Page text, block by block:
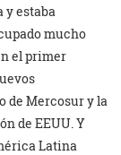
y estaba
mucho
el primer
de Mercosur y la
de EEUU. Y
Latina